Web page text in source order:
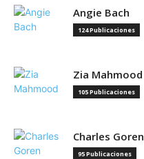
Angie Bach
124 Publicaciones
Zia Mahmood
105 Publicaciones
Charles Goren
95 Publicaciones